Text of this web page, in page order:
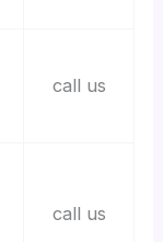
call us
call us